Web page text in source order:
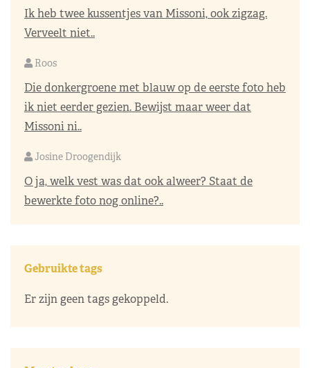
Ik heb twee kussentjes van Missoni, ook zigzag.
Verveelt niet..
Roos
Die donkergroene met blauw op de eerste foto heb
ik niet eerder gezien. Bewijst maar weer dat
Missoni ni..
Josine Droogendijk
O ja, welk vest was dat ook alweer? Staat de
bewerkte foto nog online?..
Gebruikte tags
Er zijn geen tags gekoppeld.